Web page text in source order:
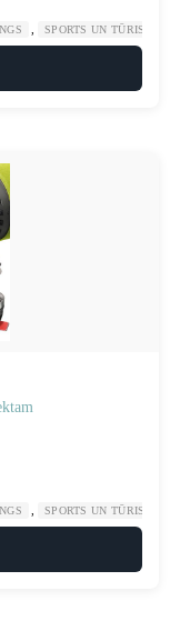
SPORTS UN TŪRISMS
SPORTS UN TŪRISMS